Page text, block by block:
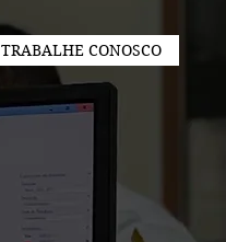
TRABALHE CONOSCO